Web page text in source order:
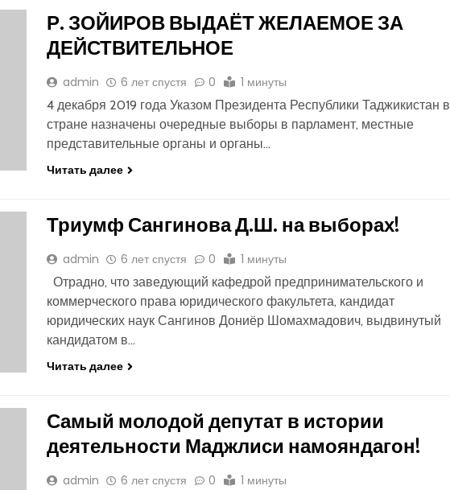
Р. ЗОЙИРОВ ВЫДАЁТ ЖЕЛАЕМОЕ ЗА
ДЕЙСТВИТЕЛЬНОЕ
admin 6 лет спустя 0 1 минуты
4 декабря 2019 года Указом Президента Республики Таджикистан в
стране назначены очередные выборы в парламент, местные
представительные органы и органы…
Читать далее
Триумф Сангинова Д.Ш. на выборах!
admin 6 лет спустя 0 1 минуты
Отрадно, что заведующий кафедрой предпринимательского и
коммерческого права юридического факультета, кандидат
юридических наук Сангинов Дониёр Шомахмадович, выдвинутый
кандидатом в…
Читать далее
Самый молодой депутат в истории
деятельности Маджлиси намояндагон!
admin 6 лет спустя 0 1 минуты